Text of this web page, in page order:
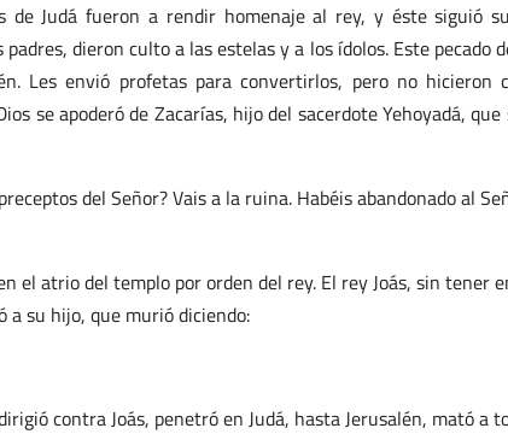
de Judá fueron a rendir homenaje al rey, y éste siguió
dieron culto a las estelas y a los ídolos. Este pecado
Les envió profetas para convertirlos, pero no hicieron
se apoderó de Zacarías, hijo del sacerdote Yehoyadá,
del Señor? Vais a la ruina. Habéis abandonado al
el atrio del templo por orden del rey. El rey Joás, sin tener
a su hijo, que murió diciendo:
contra Joás, penetró en Judá, hasta Jerusalén, mató a